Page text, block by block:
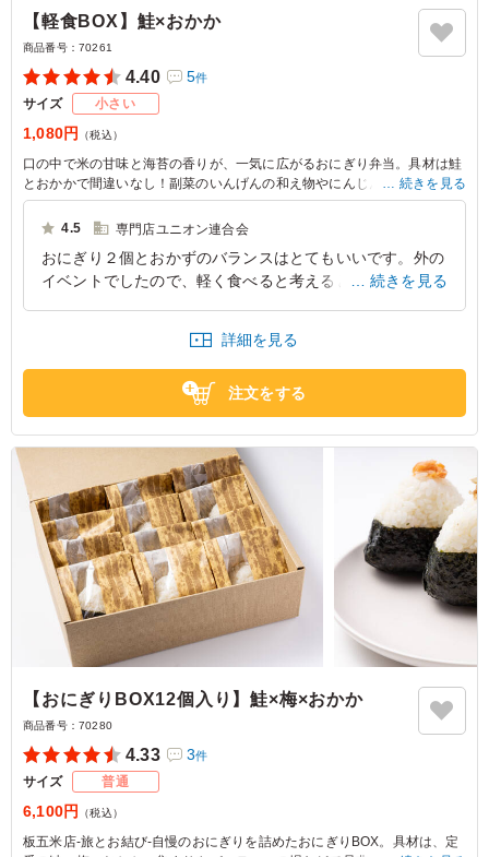
【軽食BOX】鮭×おかか
商品番号： 70261
4.40 5件
サイズ 小さい
1,080円 （税込）
口の中で米の甘味と海苔の香りが、一気に広がるおにぎり弁当。具材は鮭
とおかかで間違いなし！副菜のいんげんの和え物やにんじんのごま油和え
等が、彩りを添えます。お店のこだわりを詰め込んだ一品を是非、お楽し
みください。
続きを見る
4.5 専門店ユニオン連合会
おにぎり２個とおかずのバランスはとてもいいです。外の
イベントでしたので、軽く食べると考えるとちょうどいい
ましたので良かったと思います。 ありがとうございまし
た。
続きを見る
詳細を見る
注文をする
【おにぎりBOX12個入り】鮭×梅×おかか
商品番号： 70280
4.33 3件
サイズ 普通
6,100円 （税込）
板五米店-旅とお結び-自慢のおにぎりを詰めたおにぎりBOX。具材は、定